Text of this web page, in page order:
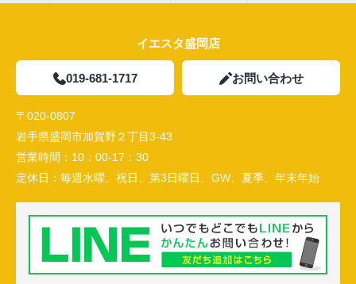
イエスタ盛岡店
019-681-1717 お問い合わせ
〒020-0807
岩手県盛岡市加賀野２丁目3-43
営業時間： 10：00-17：30
定休日： 毎週水曜、祝日、第3日曜日、GW、夏季、年末年始